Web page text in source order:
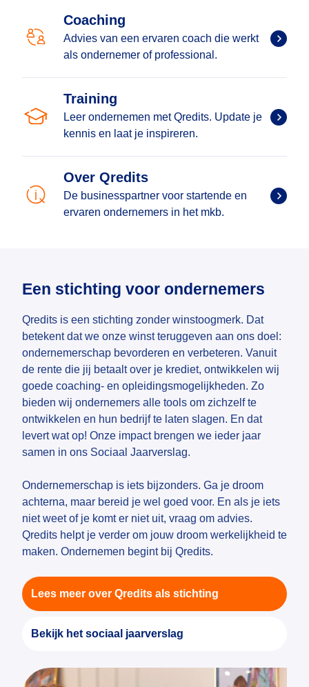
Coaching
Advies van een ervaren coach die werkt
als ondernemer of professional.
Training
Leer ondernemen met Qredits. Update je
kennis en laat je inspireren.
Over Qredits
De businesspartner voor startende en
ervaren ondernemers in het mkb.
Een stichting voor ondernemers
Qredits is een stichting zonder winstoogmerk. Dat
betekent dat we onze winst teruggeven aan ons doel:
ondernemerschap bevorderen en verbeteren. Vanuit
de rente die jij betaalt over je krediet, ontwikkelen wij
goede coaching- en opleidingsmogelijkheden. Zo
bieden wij ondernemers alle tools om zichzelf te
ontwikkelen en hun bedrijf te laten slagen. En dat
levert wat op! Onze impact brengen we ieder jaar
samen in ons Sociaal Jaarverslag.
Ondernemerschap is iets bijzonders. Ga je droom
achterna, maar bereid je wel goed voor. En als je iets
niet weet of je komt er niet uit, vraag om advies.
Qredits helpt je verder om jouw droom werkelijkheid te
maken. Ondernemen begint bij Qredits.
Lees meer over Qredits als stichting
Bekijk het sociaal jaarverslag